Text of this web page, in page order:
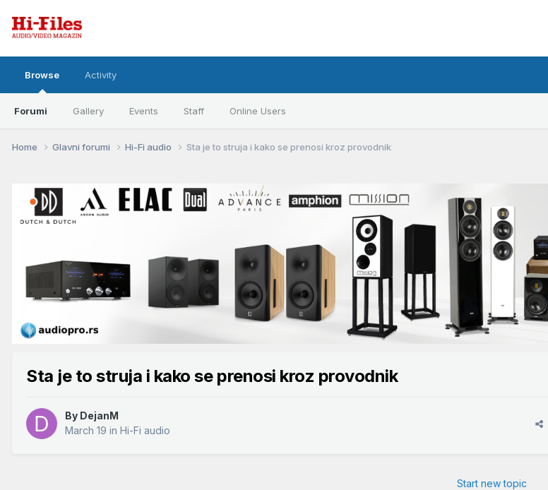
Browse
Forumi Gallery Events Staff Online Users
Activity
Home Glavni forumi Hi-Fi audio Sta je to struja i kako se prenosi kroz provodnik
Sta je to struja i kako se prenosi kroz provodnik
By DejanM
March 19 in Hi-Fi audio
Start new topic